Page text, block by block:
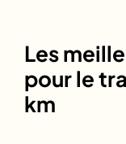
Les
pour le
km